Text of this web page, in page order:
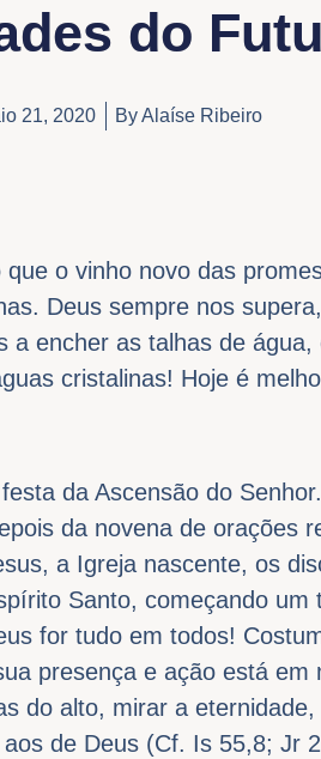
do
21, 2020 ByAlaíse Ribeiro
o vinho novo das
Deus sempre nos
a encher as talhas de
cristalinas! Hoje é
da Ascensão do
da novena de orações
a Igreja nascente, os
Santo, começando um
for tudo em todos!
presença e ação está
do alto, mirar a
de Deus (Cf. Is 55,8; Jr